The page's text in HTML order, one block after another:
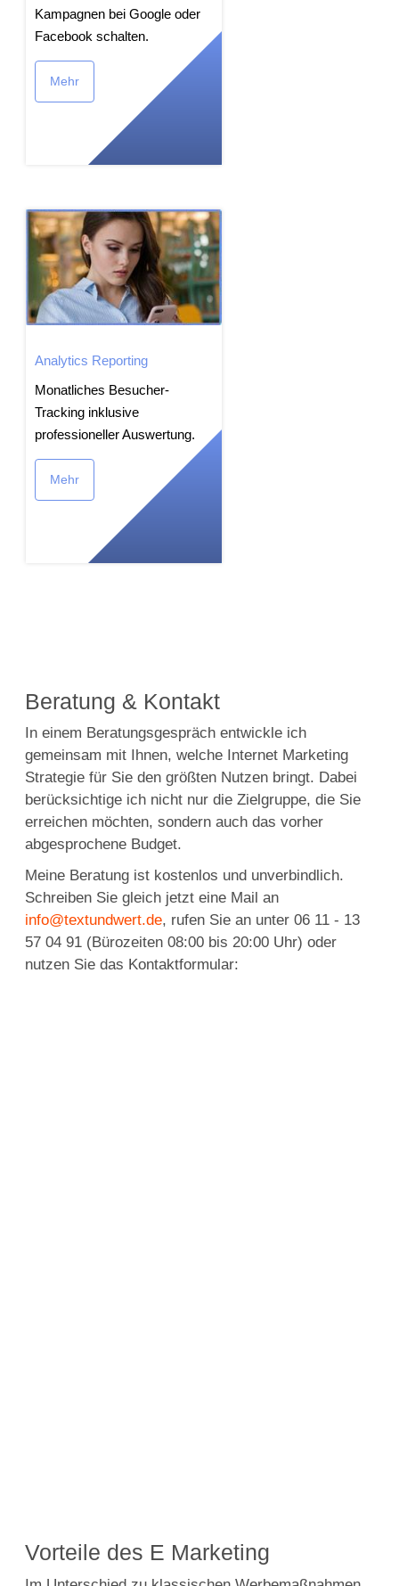
Kampagnen bei Google oder
Facebook schalten.
Mehr
Analytics Reporting
Monatliches Besucher-
Tracking inklusive
professioneller Auswertung.
Mehr
Beratung & Kontakt
In einem Beratungsgespräch entwickle ich
gemeinsam mit Ihnen, welche Internet Marketing
Strategie für Sie den größten Nutzen bringt. Dabei
berücksichtige ich nicht nur die Zielgruppe, die Sie
erreichen möchten, sondern auch das vorher
abgesprochene Budget.
Meine Beratung ist kostenlos und unverbindlich.
Schreiben Sie gleich jetzt eine Mail an
info@textundwert.de, rufen Sie an unter 06 11 - 13
57 04 91 (Bürozeiten 08:00 bis 20:00 Uhr) oder
nutzen Sie das Kontaktformular:
Vorteile des E Marketing